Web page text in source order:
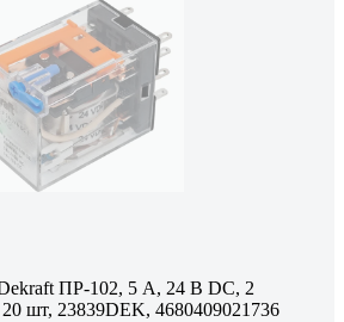
ПР-102, 5 А, 24 В DC, 2
шт, 23839DEK, 4680409021736